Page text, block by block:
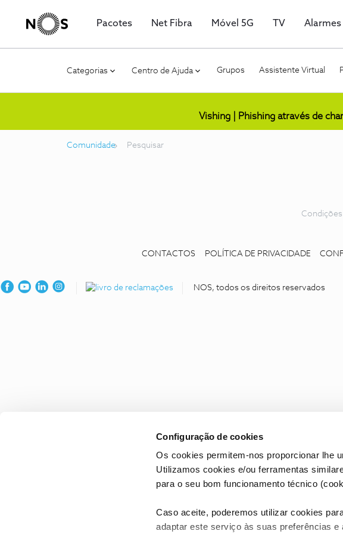
Configuração de cookies
Os cookies permitem-nos proporcionar lhe
Utilizamos cookies e/ou ferramentas
para o seu bom funcionamento técnico
Caso aceite, poderemos utilizar cookies
adaptar este serviço às suas preferências
Pacotes Net Fibra Móvel 5G TV Alarmes
Categorias Centro de Ajuda Grupos Assistente Virtual
Vishing | Phishing através de
Comunidade Pesquisar
CONTACTOS POLÍTICA DE PRIVACIDADE
NOS, todos os direitos reservados